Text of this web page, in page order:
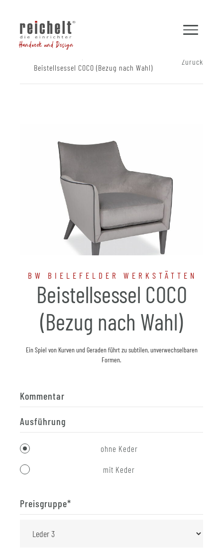
Handwerk und Design
Beistellsessel COCO (Bezug nach Wahl)
Zurück
BW BIELEFELDER WERKSTÄTTEN
Beistellsessel COCO
(Bezug nach Wahl)
Ein Spiel von Kurven und Geraden führt zu subtilen, unverwechselbaren
Formen.
Kommentar
Ausführung
ohne Keder
mit Keder
Preisgruppe*